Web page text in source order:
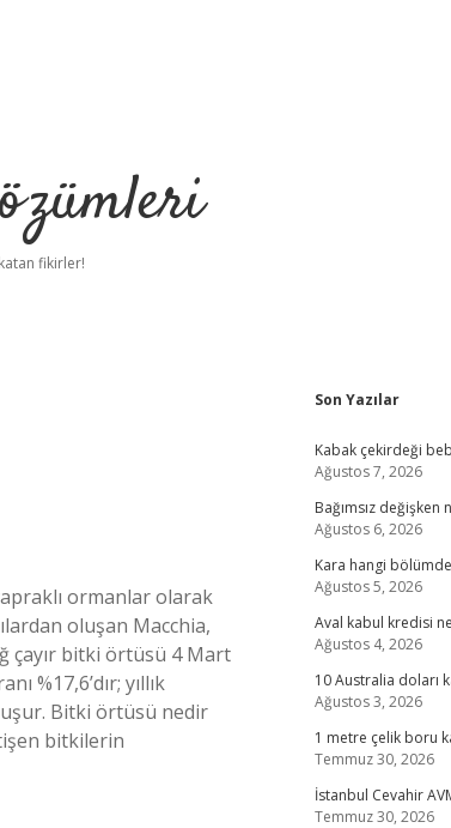
fikirler!
ormanlar olarak
oluşan Macchia,
çayır bitki örtüsü 4 Mart
%17,6’dır; yıllık
Bitki örtüsü nedir
bitkilerin
Son Yazılar
Kabak çekirdeği
Ağustos 7, 2026
Bağımsız
Ağustos 6, 2026
Kara hangi
Ağustos 5, 2026
Aval kabul kredisi
Ağustos 4, 2026
10 Australia doları
Ağustos 3, 2026
1 metre çelik boru
Temmuz 30, 2026
İstanbul Cevahir
Temmuz 30, 2026